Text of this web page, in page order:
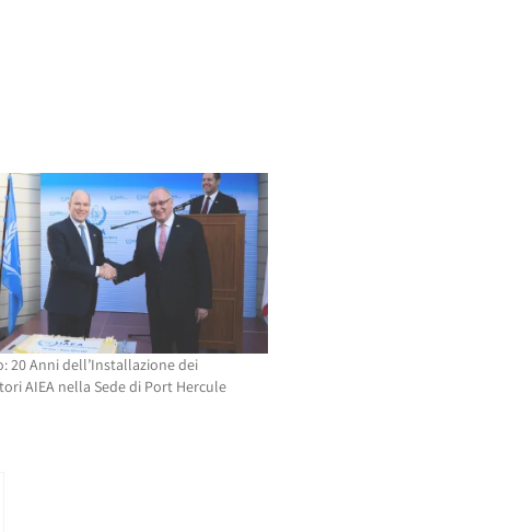
20 Anni dell’Installazione dei
AIEA nella Sede di Port Hercule